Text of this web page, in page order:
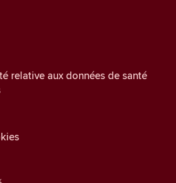
relative aux données de santé